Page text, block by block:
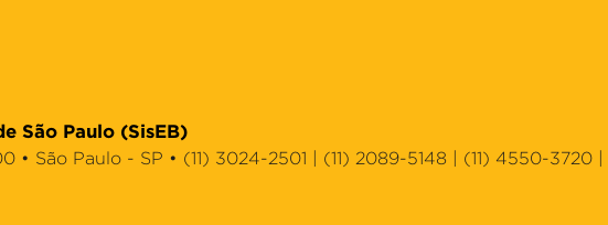
São Paulo (SisEB)
São Paulo - SP • (11) 3024-2501 | (11) 2089-5148 | (11) 4550-3720 |